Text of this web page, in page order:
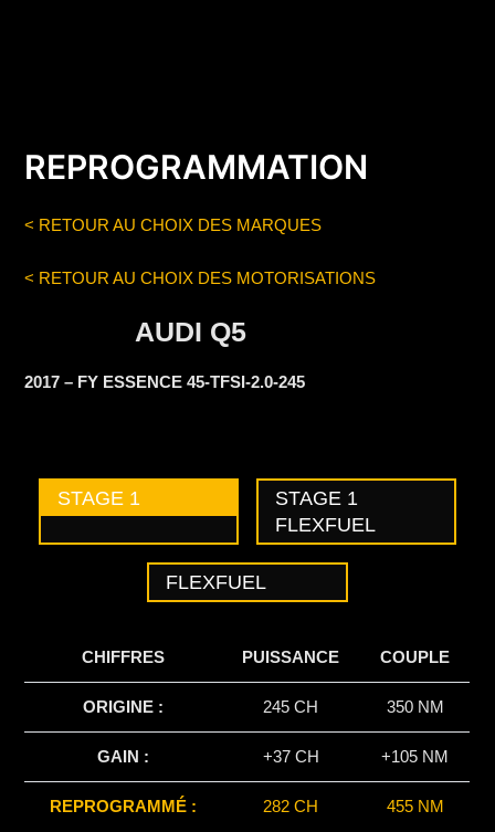
REPROGRAMMATION
< RETOUR AU CHOIX DES MARQUES
< RETOUR AU CHOIX DES MOTORISATIONS
AUDI Q5
2017 – FY ESSENCE 45-TFSI-2.0-245
STAGE 1
STAGE 1
FLEXFUEL
FLEXFUEL
CHIFFRES PUISSANCE COUPLE
ORIGINE : 245 CH 350 NM
GAIN : +37 CH +105 NM
REPROGRAMMÉ : 282 CH 455 NM